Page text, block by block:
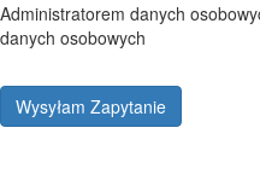
Administratorem danych
danych osobowych
Wysyłam Zapytanie